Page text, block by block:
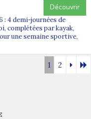
Découvrir
: 4 demi-journées de
complétées par kayak,
une semaine sportive,
1 2